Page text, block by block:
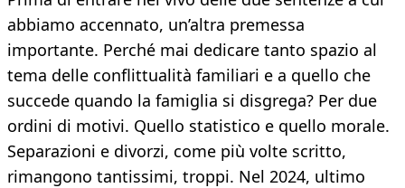
abbiamo accennato, un’altra premessa
importante. Perché mai dedicare tanto spazio al
tema delle conflittualità familiari e a quello che
succede quando la famiglia si disgrega? Per due
ordini di motivi. Quello statistico e quello morale.
Separazioni e divorzi, come più volte scritto,
rimangono tantissimi, troppi. Nel 2024, ultimo